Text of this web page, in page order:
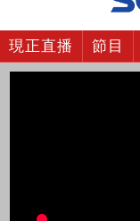
現正直播 節目